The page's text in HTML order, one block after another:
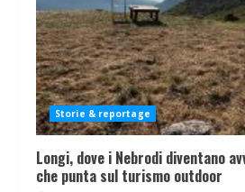
Storie & reportage
Longi, dove i Nebrodi diventano
che punta sul turismo outdoor